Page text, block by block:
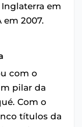
em
em 2007.
com o
pilar da
Com o
títulos da